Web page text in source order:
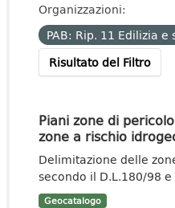
Organizzazioni:
PAB: Rip. 11 Edilizia
Risultato del Filtro
Piani zone di
zone a rischio
Delimitazione delle
secondo il D.L.180/98
Geocatalogo